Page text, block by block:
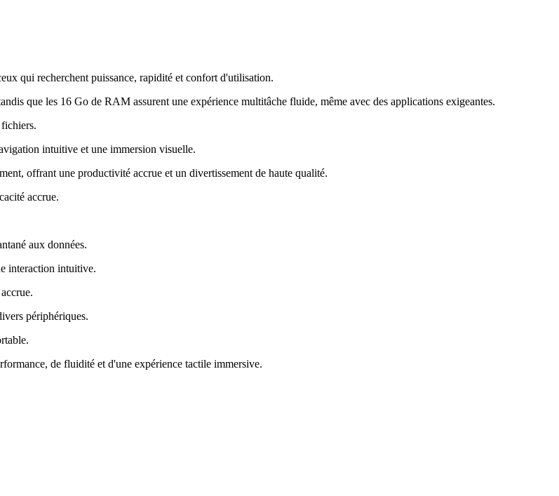
qui recherchent puissance, rapidité et confort d'utilisation.
que les 16 Go de RAM assurent une expérience multitâche fluide, même avec des applications exigeantes.
fichiers.
intuitive et une immersion visuelle.
offrant une productivité accrue et un divertissement de haute qualité.
accrue.
aux données.
interaction intuitive.
.
périphériques.
.
de fluidité et d'une expérience tactile immersive.